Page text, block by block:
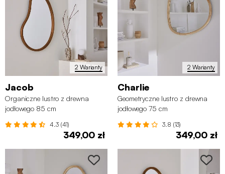
2 Warianty
Jacob
Organiczne lustro z drewna
jodłowego 85 cm
4.3 (41)
349,00 zł
2 Warianty
Charlie
Geometryczne lustro z drewna
jodłowego 75 cm
3.8 (13)
349,00 zł